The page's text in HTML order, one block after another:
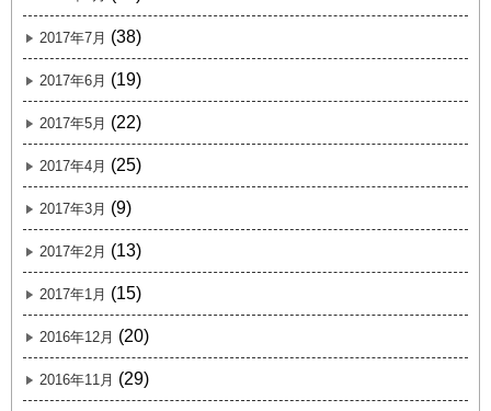
2017年7月 (38)
2017年6月 (19)
2017年5月 (22)
2017年4月 (25)
2017年3月 (9)
2017年2月 (13)
2017年1月 (15)
2016年12月 (20)
2016年11月 (29)